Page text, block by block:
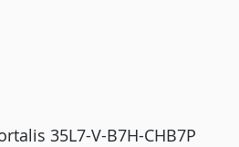
35L7-V-B7H-CHB7P